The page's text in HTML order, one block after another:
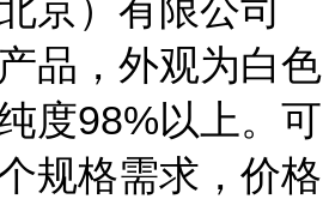
京）有限公司
品，外观为白色
度98%以上。可
规格需求，价格